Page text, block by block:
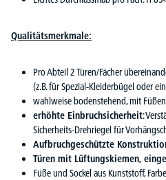
Qualitätsmerkmale:
Pro Abteil 2 Türen/Fächer
(z.B. für Spezial-Kleiderbügel oder
wahlweise bodenstehend, mit
erhöhte Einbruchsicherheit:
Sicherheits-Drehriegel für
Aufbruchgeschützte
Türen mit Lüftungskiemen,
Füße und Sockel aus Kunststoff,